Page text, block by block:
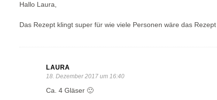
Hallo Laura,
Das Rezept klingt super für wie viele Personen wäre das
LAURA
18. Dezember 2017 um 16:40
Ca. 4 Gläser 🙂